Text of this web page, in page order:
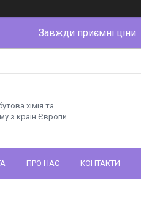
Завжди приємні ціни
хімія та
з країн Європи
ПРО НАС КОНТАКТИ